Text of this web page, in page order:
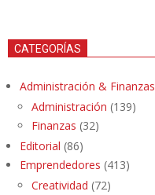
CATEGORÍAS
Administración & Finanzas
Administración (139)
Finanzas (32)
Editorial (86)
Emprendedores (413)
Creatividad (72)